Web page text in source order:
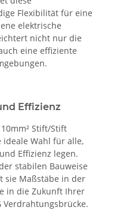
Flexibilität für eine
elektrische
nicht nur die
eine effiziente
Effizienz
Stift/Stift
Wahl für alle,
Effizienz legen.
stabilen Bauweise
sie Maßstäbe in der
in die Zukunft Ihrer
Verdrahtungsbrücke.